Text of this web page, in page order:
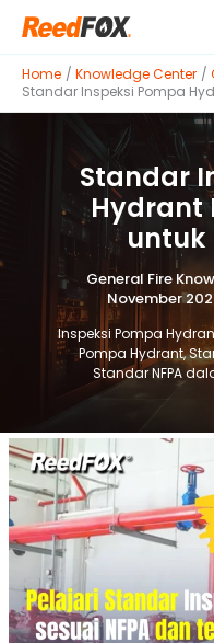
Home Knowledge Center
Standar Inspeksi Pompa
Standar
Hydrant
untuk
General Fire
November
Inspeksi Pompa
Pompa Hydrant,
Standar NFPA